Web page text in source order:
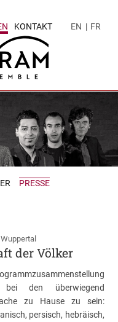
KONTAKT EN | FR
PRESSE
der Völker
bei den überwiegend
zu Hause zu sein:
persisch, hebräisch,